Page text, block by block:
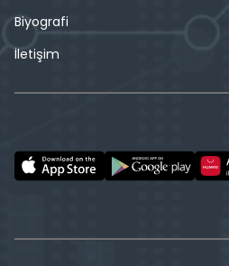
Biyografi
İletişim